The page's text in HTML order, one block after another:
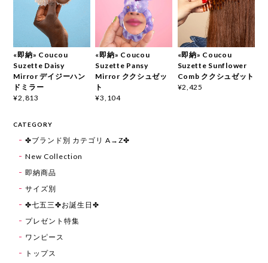
«即納» Coucou
Suzette Daisy
Mirror デイジーハン
ドミラー
¥2,813
«即納» Coucou
Suzette Pansy
Mirror ククシュゼッ
ト
¥3,104
«即納» Coucou
Suzette Sunflower
Comb ククシュゼット
¥2,425
CATEGORY
✤ブランド別 カテゴリ A→Z✤
New Collection
即納商品
サイズ別
✤七五三✤お誕生日✤
プレゼント特集
ワンピース
トップス